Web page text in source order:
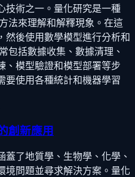
技術之一。量化研究是一種
法來理解和解釋現象。在這
然後使用數學模型進行分析和
包括數據收集、數據清理、
、模型驗證和模型部署等步
要使用各種統計和機器學習
創新應用
了地質學、生物學、化學、
境問題並尋求解決方案。量化